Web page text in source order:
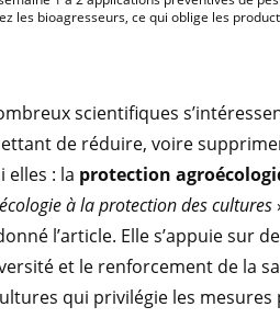
les bioagresseurs, ce qui oblige les
scientifiques
de réduire, voire
elles : la protection
à la protection des cultures
l’article. Elle s’appuie sur
et le renforcement de la
qui privilégie les